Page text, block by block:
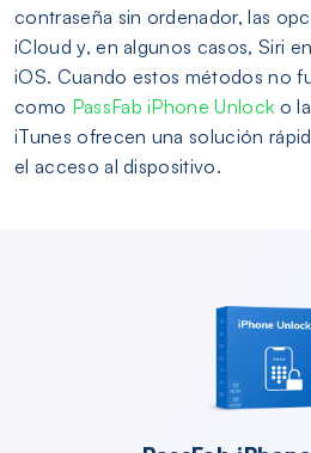
contraseña sin ordenador, las
iCloud y, en algunos casos, Siri
iOS. Cuando estos métodos no
como PassFab iPhone Unlock o
iTunes ofrecen una solución
el acceso al dispositivo.